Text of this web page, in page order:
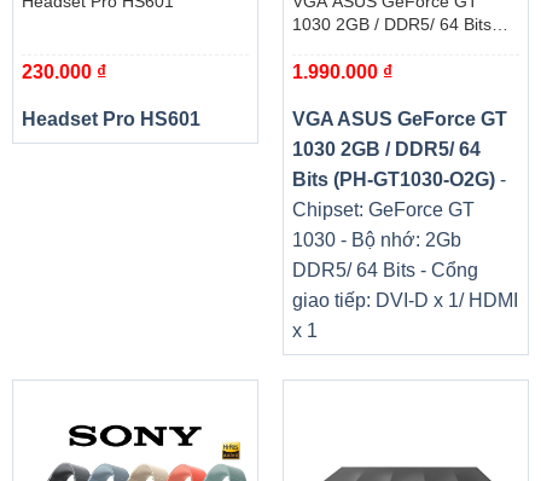
230.000 ₫
Headset Pro HS601
1030 2GB / DDR5/ 64 Bits
1.990.000 ₫
VGA ASUS GeForce GT
1030 2GB / DDR5/ 64
Bits (PH-GT1030-O2G)-
Chipset: GeForce GT
1030 - Bộ nhớ: 2Gb
DDR5/ 64 Bits - Cổng
giao tiếp: DVI-D x 1/ HDMI
x 1